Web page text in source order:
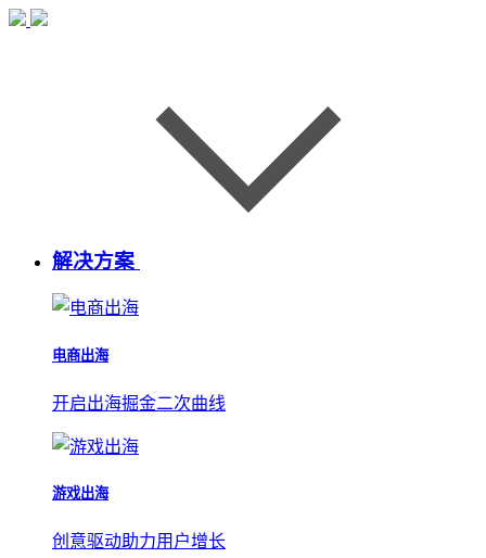
解决方案
电商出海
开启出海掘金二次曲线
游戏出海
创意驱动助力用户增长